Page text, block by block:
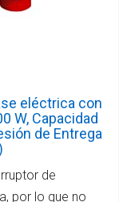
eléctrica con
W, Capacidad
de Entrega
de
por lo que no